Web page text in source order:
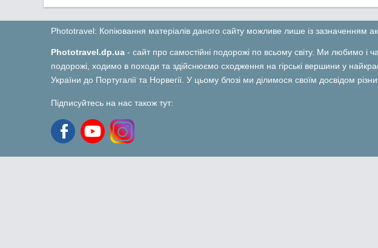
Phototravel: Копіювання матеріалів даного сайту можливе лише із зазначенням
Phototravel.dp.ua - сайт про самостійні подорожі по всьому світу. Ми любимо і
подорожі, ходимо в походи та здійснюємо сходження на гірські вершини у
України до Португалії та Норвегії. У цьому блозі ми ділимося своїм досвідом
Підписуйтесь на нас також тут: